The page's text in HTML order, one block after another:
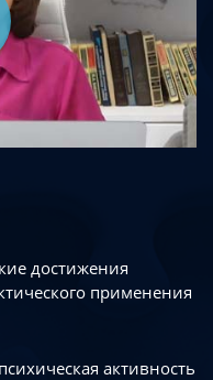
достижения
применения
активность